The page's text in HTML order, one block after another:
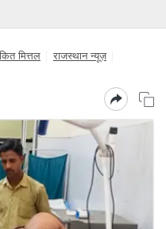
मित्तल
राजस्थान न्यूज़